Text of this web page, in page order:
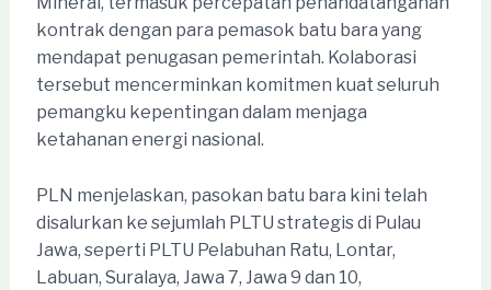
kontrak dengan para pemasok batu bara yang
mendapat penugasan pemerintah. Kolaborasi
tersebut mencerminkan komitmen kuat seluruh
pemangku kepentingan dalam menjaga
ketahanan energi nasional.
PLN menjelaskan, pasokan batu bara kini telah
disalurkan ke sejumlah PLTU strategis di Pulau
Jawa, seperti PLTU Pelabuhan Ratu, Lontar,
Labuan, Suralaya, Jawa 7, Jawa 9 dan 10,